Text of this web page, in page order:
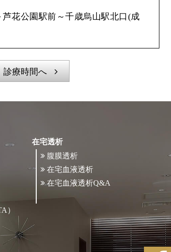
花公園駅前～千歳烏山駅北口(成
診療時間へ
）
在宅透析
腹膜透析
在宅血液透析
在宅血液透析Q&A